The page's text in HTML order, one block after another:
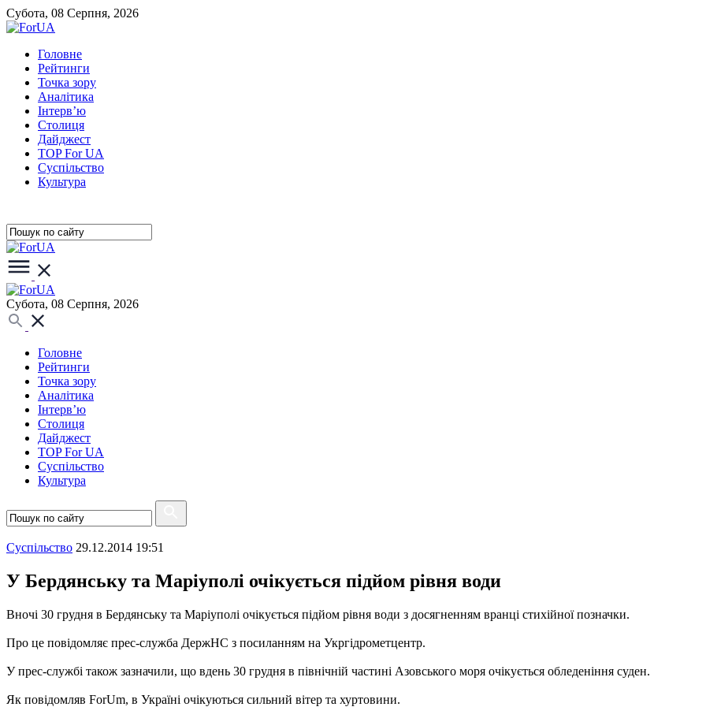
Субота, 08 Серпня, 2026
Головне
Рейтинги
Точка зору
Аналітика
Інтерв’ю
Столиця
Дайджест
TOP For UA
Суспiльство
Культура
Субота, 08 Серпня, 2026
Головне
Рейтинги
Точка зору
Аналітика
Інтерв’ю
Столиця
Дайджест
TOP For UA
Суспiльство
Культура
Суспiльство 29.12.2014 19:51
У Бердянську та Маріуполі очікується підйом рівня води
Вночі 30 грудня в Бердянську та Маріуполі очікується підйом рівня води з досягненням вранці стихійної позначки.
Про це повідомляє прес-служба ДержНС з посиланням на Укргідрометцентр.
У прес-службі також зазначили, що вдень 30 грудня в північній частині Азовського моря очікується обледеніння суден.
Як повідомляв ForUm, в Україні очікуються сильний вітер та хуртовини.